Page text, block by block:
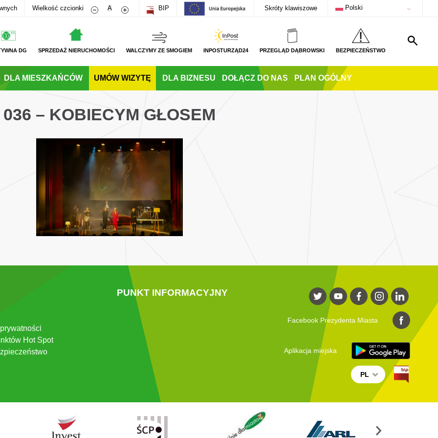
Wielkość czcionki Zmniejsz rozmiar czcionki
A Zwiększ rozmiar czcionki
BIP Skróty klawiszowe Polski
DG SPRZEDAŻ NIERUCHOMOŚCI WALCZYMY ZE SMOGIEM INPOSTURZĄD24 PRZEGLĄD DĄBROWSKI BEZPIECZEŃSTWO
DLA MIESZKAŃCÓW UMÓW WIZYTĘ DLA BIZNESU DOŁĄCZ DO NAS PLAN OGÓLNY
036 – KOBIECYM GŁOSEM
Hot Spot
PUNKT INFORMACYJNY
Facebook Prezydenta Miasta
Aplikacja miejska
PL